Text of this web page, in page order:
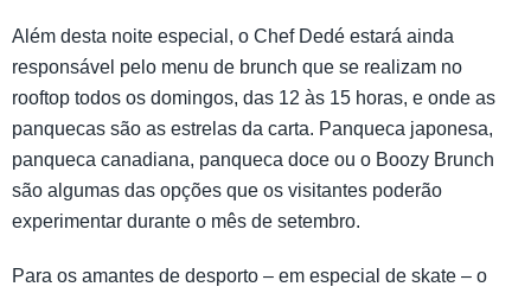
Além desta noite especial, o Chef Dedé estará ainda
responsável pelo menu de brunch que se realizam no
rooftop todos os domingos, das 12 às 15 horas, e onde as
panquecas são as estrelas da carta. Panqueca japonesa,
panqueca canadiana, panqueca doce ou o Boozy Brunch
são algumas das opções que os visitantes poderão
experimentar durante o mês de setembro.
Para os amantes de desporto – em especial de skate – o